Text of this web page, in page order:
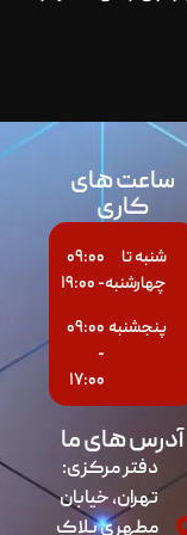
ساعت های
کاری
شنبه تا
چهارشنبه
پنجشنبه
۰۹:۰۰
- ۱۹:۰۰
۰۹:۰۰
-
۱۷:۰۰
آدرس های ما
دفتر مرکزی:
تهران، خیابان
مطهری پلاک